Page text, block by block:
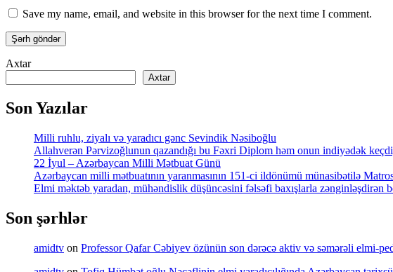
Save my name, email, and website in this browser for the next time I comment.
Axtar
Axtar
Son Yazılar
Milli ruhlu, ziyalı və yaradıcı gənc Sevindik Nəsiboğlu
Allahverən Pərvizoğlunun qazandığı bu Fəxri Diplom həm onun indiyədək
22 İyul – Azərbaycan Milli Mətbuat Günü
Azərbaycan milli mətbuatının yaranmasının 151-ci ildönümü münasibətilə
Elmi məktəb yaradan, mühəndislik düşüncəsini fəlsəfi baxışlarla
Son şərhlər
amidtv on Professor Qafar Cəbiyev özünün son dərəcə aktiv və səmərəli elmi-